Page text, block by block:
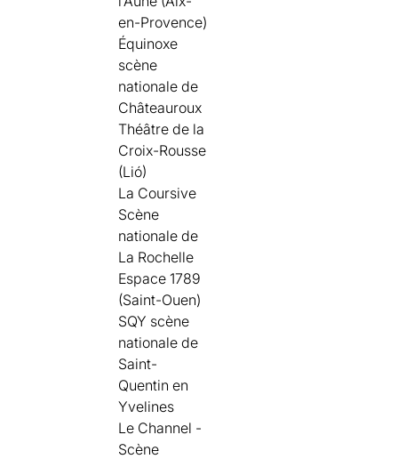
en-Provence)
Équinoxe
scène
nationale de
Châteauroux
Théâtre de la
Croix-Rousse
(Lió)
La Coursive
Scène
nationale de
La Rochelle
Espace 1789
(Saint-Ouen)
SQY scène
nationale de
Saint-
Quentin en
Yvelines
Le Channel -
Scène